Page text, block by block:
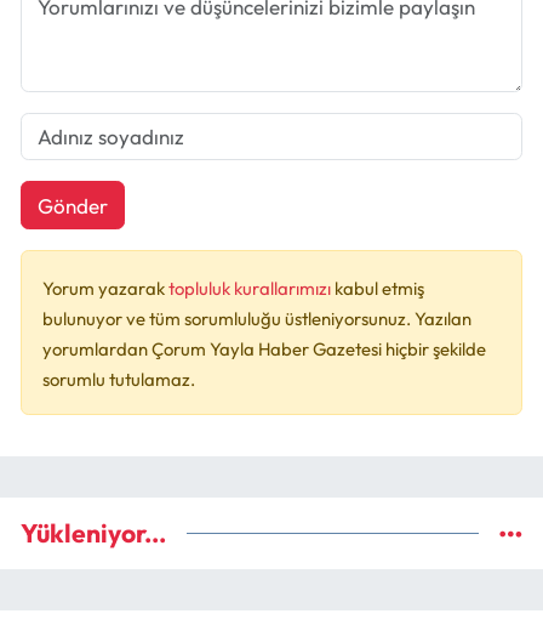
Gönder
Yorum yazaraktopluluk kurallarımızı kabul etmiş
bulunuyor ve tüm sorumluluğu üstleniyorsunuz. Yazılan
yorumlardan Çorum Yayla Haber Gazetesi hiçbir şekilde
sorumlu tutulamaz.
Yükleniyor...